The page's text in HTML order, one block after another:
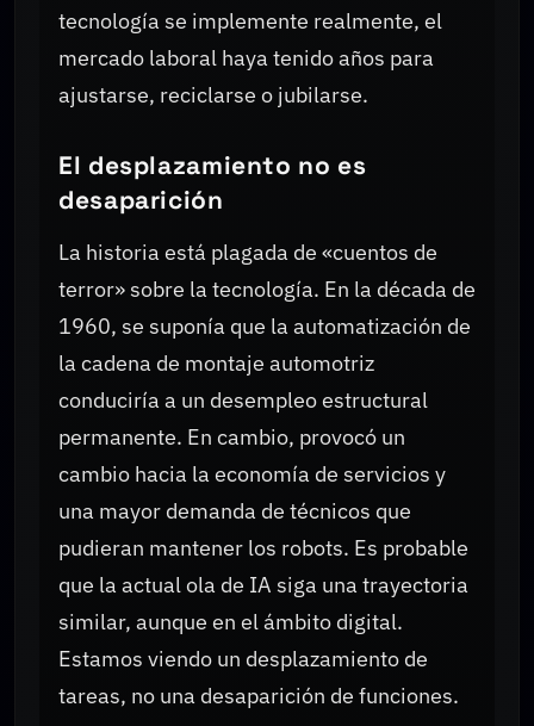
tecnología se implemente realmente, el
mercado laboral haya tenido años para
ajustarse, reciclarse o jubilarse.
El desplazamiento no es
desaparición
La historia está plagada de «cuentos de
terror» sobre la tecnología. En la década de
1960, se suponía que la automatización de
la cadena de montaje automotriz
conduciría a un desempleo estructural
permanente. En cambio, provocó un
cambio hacia la economía de servicios y
una mayor demanda de técnicos que
pudieran mantener los robots. Es probable
que la actual ola de IA siga una trayectoria
similar, aunque en el ámbito digital.
Estamos viendo un desplazamiento de
tareas, no una desaparición de funciones.